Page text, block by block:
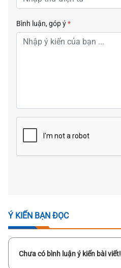
Bình luận, góp ý*
Ý KIẾN BẠN ĐỌC
Chưa có bình luận ý kiến bài viết!